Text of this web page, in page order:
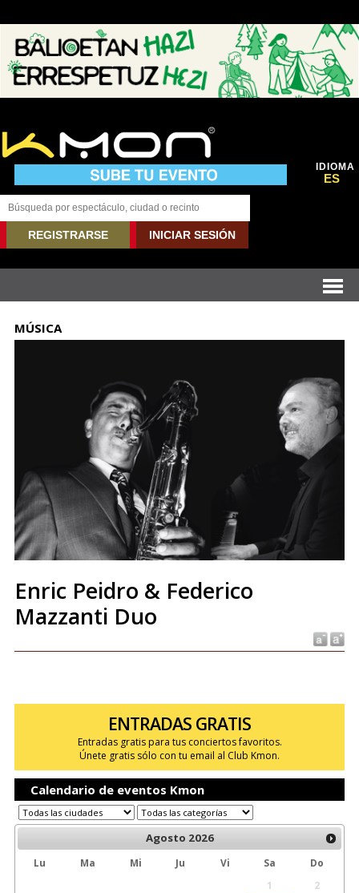
IDIOMA
ES
REGISTRARSE INICIAR SESIÓN
MÚSICA
Enric Peidro & Federico
Mazzanti Duo
ENTRADAS GRATIS
Entradas gratis para tus conciertos favoritos.
Únete gratis sólo con tu email al Club Kmon.
Calendario de eventos Kmon
Agosto 2026
Lu Ma Mi Ju Vi Sa
Do
1
2